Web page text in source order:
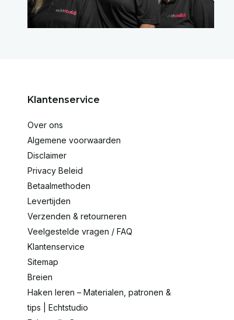
Klantenservice
Over ons
Algemene voorwaarden
Disclaimer
Privacy Beleid
Betaalmethoden
Levertijden
Verzenden & retourneren
Veelgestelde vragen / FAQ
Klantenservice
Sitemap
Breien
Haken leren – Materialen, patronen &
tips | Echtstudio